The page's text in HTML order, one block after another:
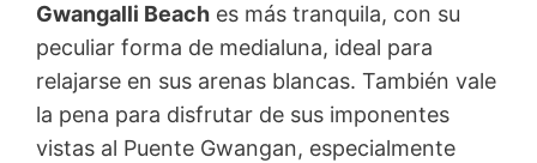
Gwangalli Beach es más tranquila, con su
peculiar forma de medialuna, ideal para
relajarse en sus arenas blancas. También vale
la pena para disfrutar de sus imponentes
vistas al Puente Gwangan, especialmente